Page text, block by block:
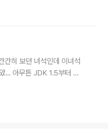
javase/7/d
jav..
히 보던 녀석인데 이녀석
... 아무튼 JDK 1.5부터 추
java/annotations/]